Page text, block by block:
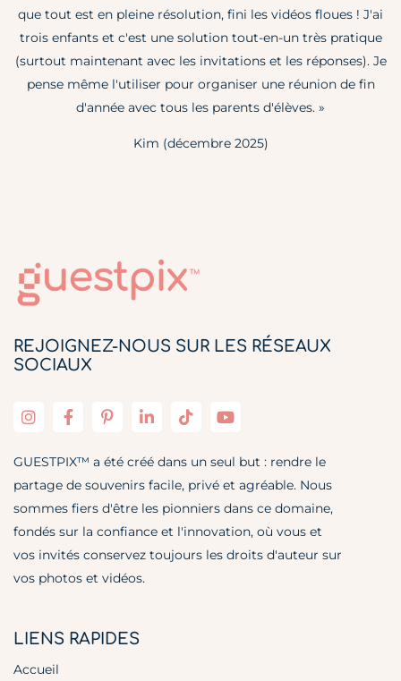
que tout est en pleine résolution, fini les vidéos floues ! J'ai
trois enfants et c'est une solution tout-en-un très pratique
(surtout maintenant avec les invitations et les réponses). Je
pense même l'utiliser pour organiser une réunion de fin
d'année avec tous les parents d'élèves. »
Kim (décembre 2025)
REJOIGNEZ-NOUS SUR LES RÉSEAUX
SOCIAUX
GUESTPIX™ a été créé dans un seul but : rendre le
partage de souvenirs facile, privé et agréable. Nous
sommes fiers d'être les pionniers dans ce domaine,
fondés sur la confiance et l'innovation, où vous et
vos invités conservez toujours les droits d'auteur sur
vos photos et vidéos.
LIENS RAPIDES
Accueil